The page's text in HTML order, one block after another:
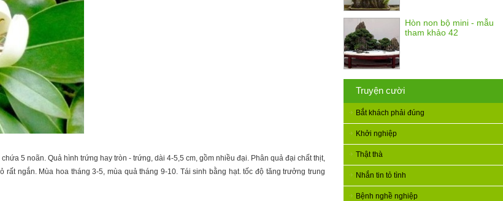
Hòn non bộ mini - mẫu
tham khảo 42
Truyện cười
Bắt khách phải đúng
Khởi nghiệp
Thật thà
Nhắn tin tỏ tình
Bệnh nghề nghiệp
5 noãn. Quả hình trứng hay tròn - trứng, dài 4-5,5 cm, gồm nhiều đại. Phân quả đại chất thịt,
ngắn. Mùa hoa tháng 3-5, mùa quả tháng 9-10. Tái sinh bằng hạt. tốc độ tăng trưởng trung